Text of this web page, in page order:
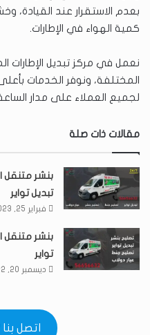
بعدم الاستقرار عند القيادة،
كمية الهواء في الإطارات.
نعمل في مركز تبديل
المختلفة، ونوفر الخدمات
لجميع العملاء على مدار
مقالات ذات صلة
تبديل تواير
فبراير 25, 2023
تواير
ديسمبر 20, 2022
اتصل بنا 56656632